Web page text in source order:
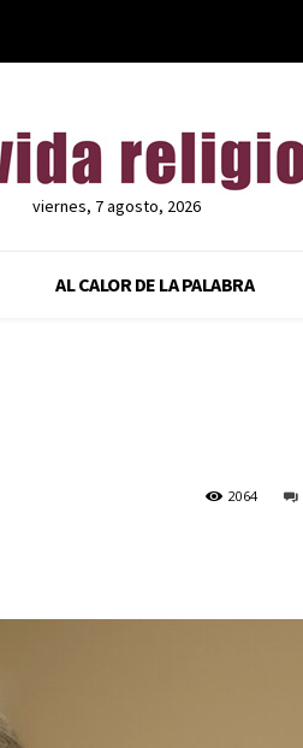
viernes, 7 agosto, 2026
AL CALOR DE LA PALABRA
2064